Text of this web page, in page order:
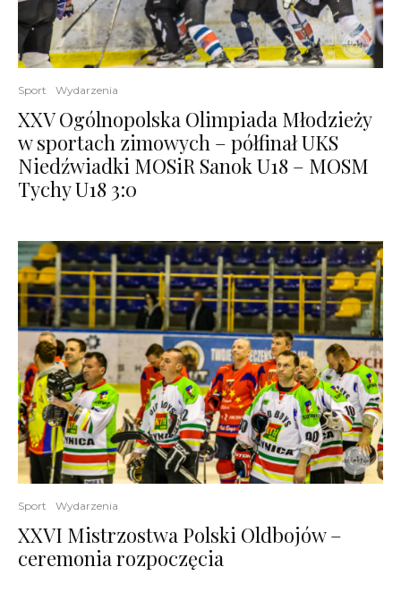
Sport Wydarzenia
XXV Ogólnopolska Olimpiada Młodzieży
w sportach zimowych – półfinał UKS
Niedźwiadki MOSiR Sanok U18 – MOSM
Tychy U18 3:0
Sport Wydarzenia
XXVI Mistrzostwa Polski Oldbojów –
ceremonia rozpoczęcia